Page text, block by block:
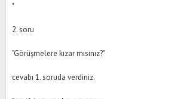
*
2. soru
"Görüşmelere kızar mısınız?"
cevabı 1. soruda verdiniz.